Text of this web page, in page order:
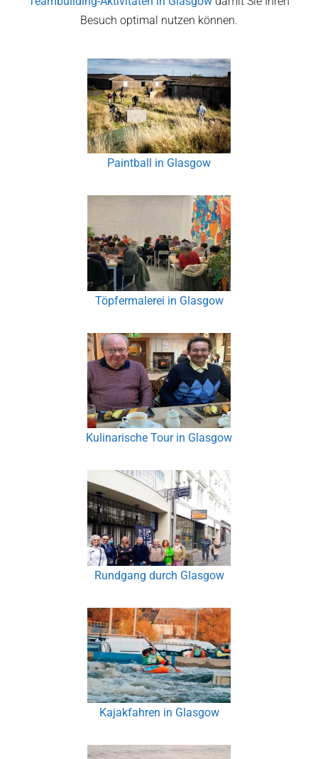
Besuch optimal nutzen können.
Paintball in Glasgow
Töpfermalerei in Glasgow
Kulinarische Tour in Glasgow
Rundgang durch Glasgow
Kajakfahren in Glasgow